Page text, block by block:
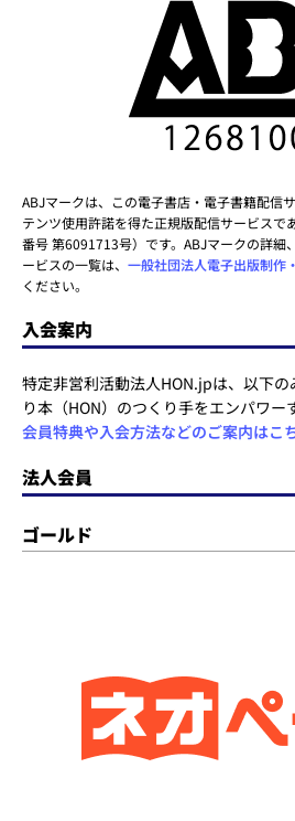
ABJマークは、この電子書店・電子書籍配信
テンツ使用許諾を得た正規版配信サービスで
番号 第6091713号）です。ABJマークの詳細
ービスの一覧は、 一般社団法人電子出版制作
ください。
入会案内
特定非営利活動法人HON.jpは、以下
り本（HON）のつくり手をエンパワー
会員特典や入会方法などのご案内はこ
法人会員
ゴールド